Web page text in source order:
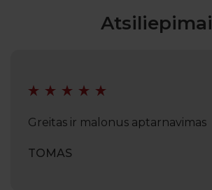
Atsiliepimai
Greitas ir malonus aptarnavimas
TOMAS